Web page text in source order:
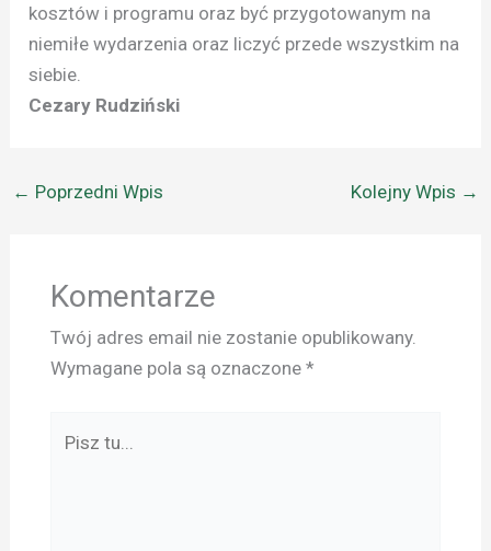
kosztów i programu oraz być przygotowanym na
niemiłe wydarzenia oraz liczyć przede wszystkim na
siebie.
Cezary Rudziński
← Poprzedni Wpis Kolejny Wpis →
Komentarze
Twój adres email nie zostanie opublikowany.
Wymagane pola są oznaczone *
tu...